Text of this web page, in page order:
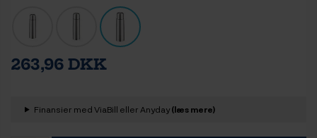
263,96 DKK
Finansier med ViaBill eller Anyday(læs mere)